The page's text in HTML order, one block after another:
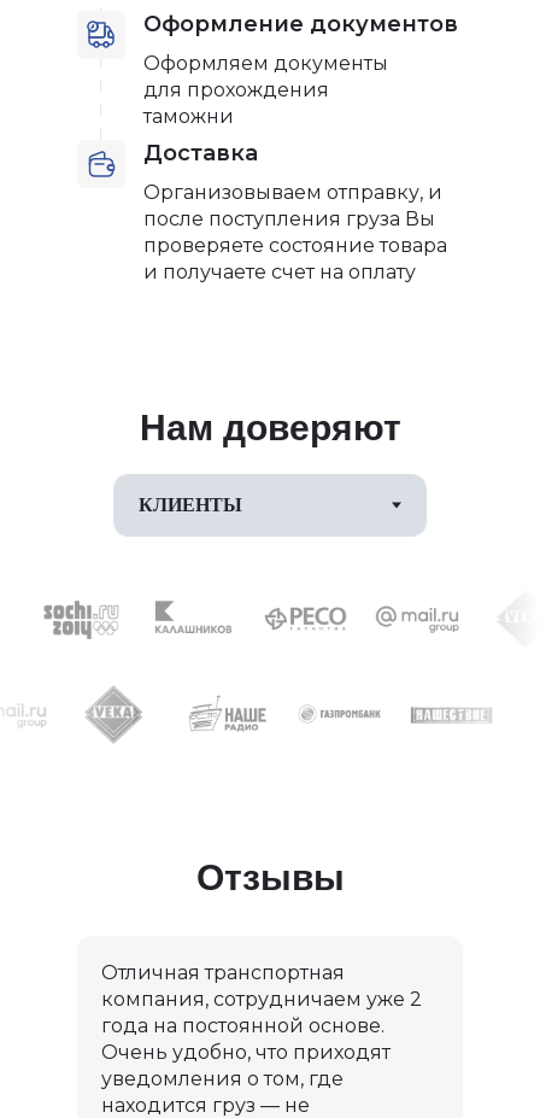
Оформление документов
Оформляем документы
для прохождения
таможни
Доставка
Организовываем отправку, и
после поступления груза Вы
проверяете состояние товара
и получаете счет на оплату
Нам доверяют
Отзывы
Отличная транспортная
компания, сотрудничаем уже 2
года на постоянной основе.
Очень удобно, что приходят
уведомления о том, где
находится груз — не